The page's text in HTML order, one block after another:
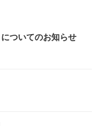
ついてのお知らせ